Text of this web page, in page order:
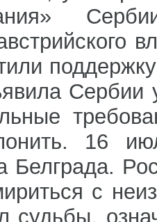
Сербии
16
Белграда.
с
судьбы,